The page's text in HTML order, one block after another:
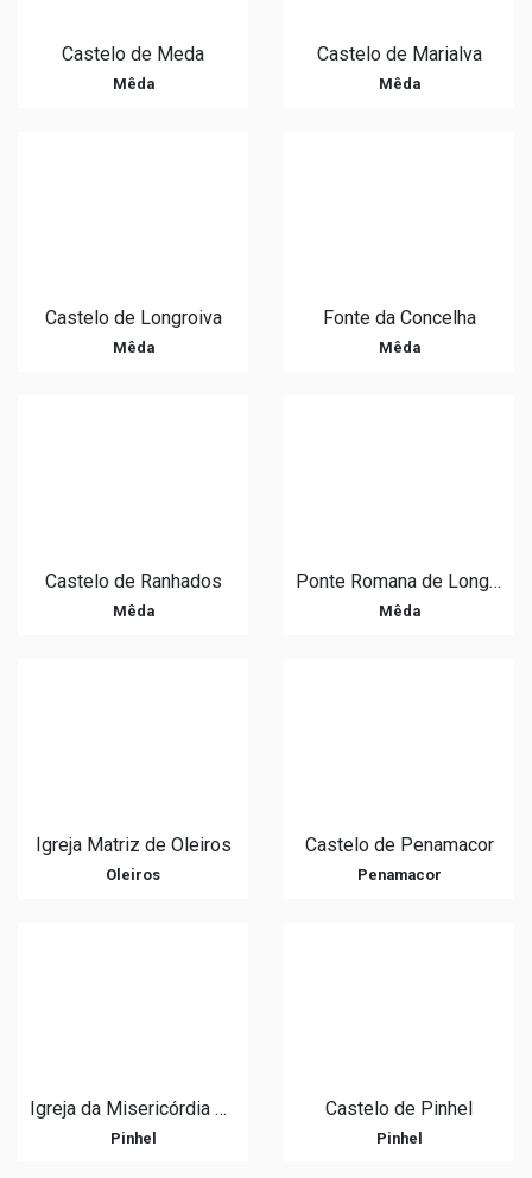
Castelo de Meda
Mêda
Castelo de Marialva
Mêda
Castelo de Longroiva
Mêda
Fonte da Concelha
Mêda
Castelo de Ranhados
Mêda
Ponte Romana de Longroiva
Mêda
Igreja Matriz de Oleiros
Oleiros
Castelo de Penamacor
Penamacor
Igreja da Misericórdia de Pinhel
Pinhel
Castelo de Pinhel
Pinhel